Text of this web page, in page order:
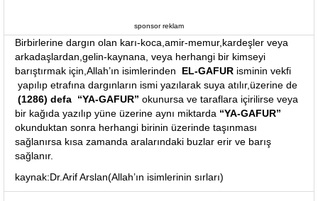
sponsor reklam
Birbirlerine dargın olan karı-koca,amir-memur,kardeşler veya
arkadaşlardan,gelin-kaynana, veya herhangi bir kimseyi
barıştırmak için,Allah’ın isimlerinden EL-GAFUR isminin vekfi
yapılıp etrafına dargınların ismi yazılarak suya atılır,üzerine de
(1286) defa “YA-GAFUR” okunursa ve taraflara içirilirse veya
bir kağıda yazılıp yüne üzerine aynı miktarda “YA-GAFUR”
okunduktan sonra herhangi birinin üzerinde taşınması
sağlanırsa kısa zamanda aralarındaki buzlar erir ve barış
sağlanır.
kaynak:Dr.Arif Arslan(Allah’ın isimlerinin sırları)